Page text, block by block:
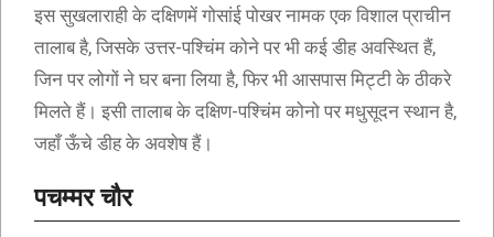
इस सुखलाराही के दक्षिणमें गोसांई पोखर नामक एक विशाल प्राचीन
तालाब है, जिसके उत्तर-पश्चिंम कोने पर भी कई डीह अवस्थित हैं,
जिन पर लोगों ने घर बना लिया है, फिर भी आसपास मिट्टी के ठीकरे
मिलते हैं। इसी तालाब के दक्षिण-पश्चिंम कोनो पर मधुसूदन स्थान है,
जहाँ ऊँचे डीह के अवशेष हैं।
पचम्मर चौर